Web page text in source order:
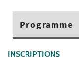
Programme
INSCRIPTIONS